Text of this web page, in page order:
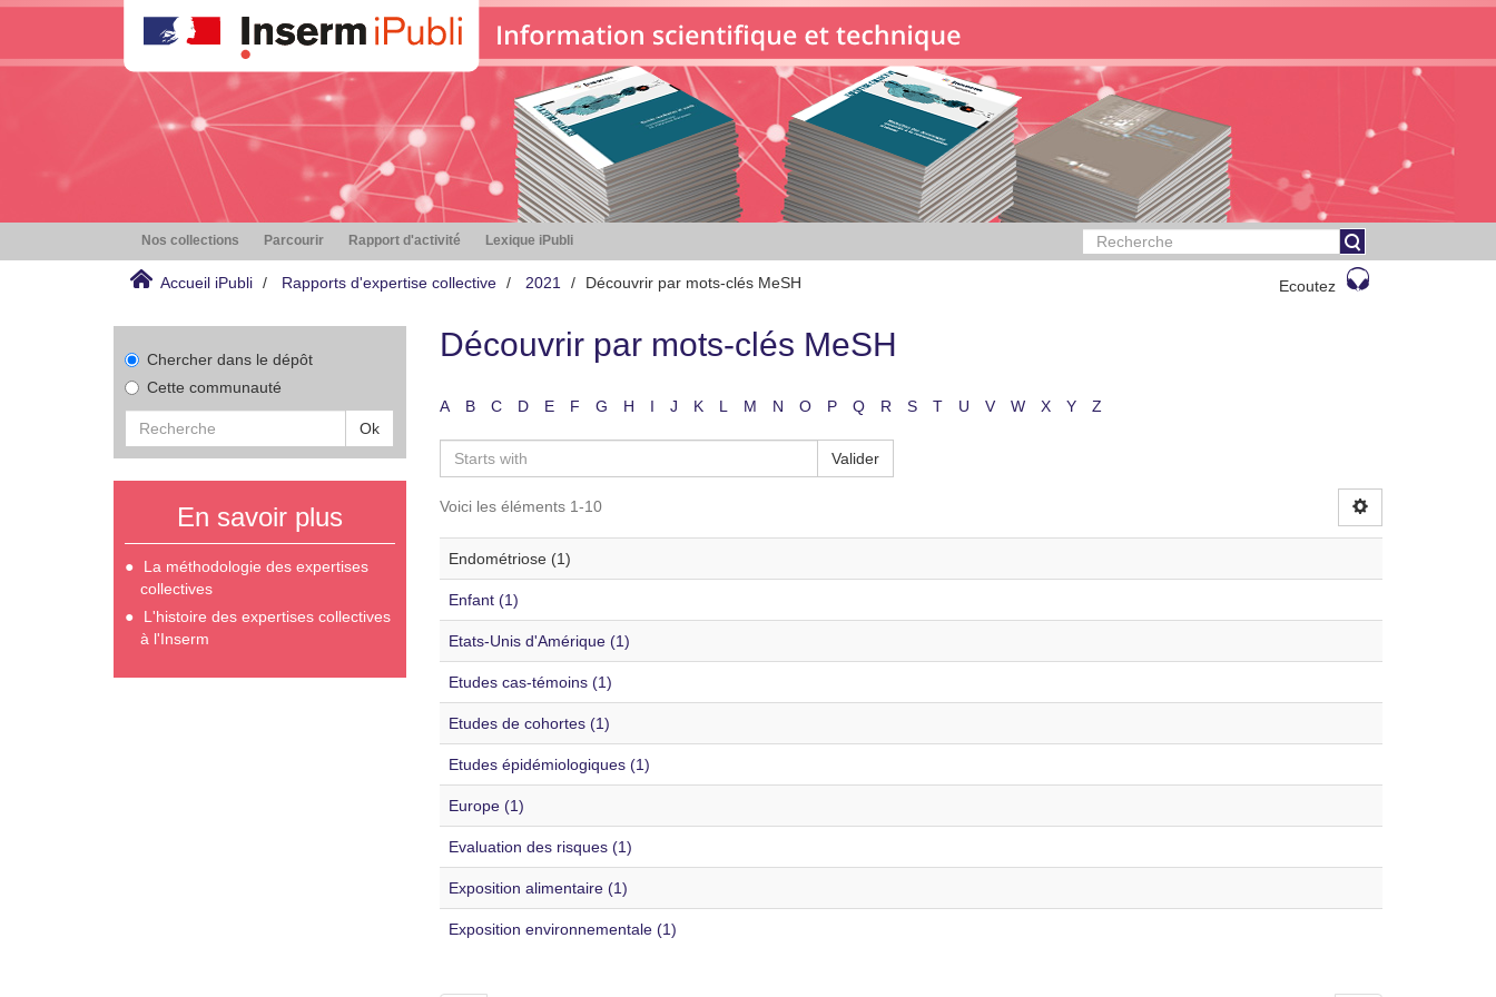
Nos collections Parcourir Rapport d'activité Lexique iPubli
Accueil iPubli Rapports d'expertise collective 2021 Découvrir par mots-clés MeSH Ecoutez
Chercher dans le dépôt
Cette communauté
Ok
En savoir plus
La méthodologie des expertises
collectives
L'histoire des expertises collectives
à l'Inserm
Découvrir par mots-clés MeSH
A B C D E F G H I J K L M N O P Q R S T U V W X Y Z
Valider
Voici les éléments 1-10
Endométriose (1)
Enfant (1)
Etats-Unis d'Amérique (1)
Etudes cas-témoins (1)
Etudes de cohortes (1)
Etudes épidémiologiques (1)
Europe (1)
Evaluation des risques (1)
Exposition alimentaire (1)
Exposition environnementale (1)